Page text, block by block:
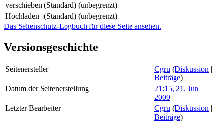
verschieben (Standard) (unbegrenzt)
Hochladen
(Standard) (unbegrenzt)
Das Seitenschutz-Logbuch für diese Seite ansehen.
Versionsgeschichte
Seitenersteller Cgru (Diskussion |
Beiträge)
Datum der Seitenerstellung
21:15, 21. Jun
2009
Letzter Bearbeiter
Cgru (Diskussion |
Beiträge)